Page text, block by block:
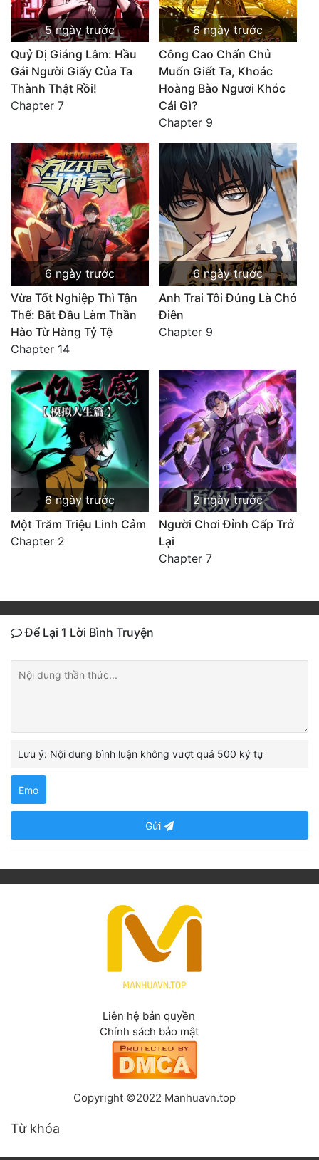
5 ngày trước
Quỷ Dị Giáng Lâm: Hầu
Gái Người Giấy Của Ta
Thành Thật Rồi!
Chapter 7
6 ngày trước
Công Cao Chấn Chủ
Muốn Giết Ta, Khoác
Hoàng Bào Ngươi Khóc
Cái Gì?
Chapter 9
6 ngày trước
Vừa Tốt Nghiệp Thì Tận
Thế: Bắt Đầu Làm Thần
Hào Từ Hàng Tỷ Tệ
Chapter 14
6 ngày trước
Anh Trai Tôi Đúng Là Chó
Điên
Chapter 9
6 ngày trước
Một Trăm Triệu Linh Cảm
Chapter 2
2 ngày trước
Người Chơi Đỉnh Cấp Trở
Lại
Chapter 7
Để Lại 1 Lời Bình Truyện
Lưu ý: Nội dung bình luận không vượt quá 500 ký tự
Emo
Gửi
Liên hệ bản quyền
Chính sách bảo mật
Copyright ©2022 Manhuavn.top
Từ khóa